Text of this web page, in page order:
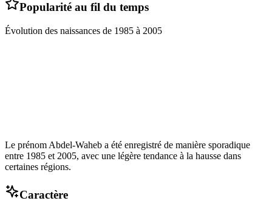
Popularité au fil du temps
Évolution des naissances de 1985 à 2005
Le prénom Abdel-Waheb a été enregistré de manière sporadique
entre 1985 et 2005, avec une légère tendance à la hausse dans
certaines régions.
Caractère